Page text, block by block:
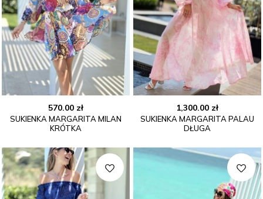
570.00 zł
SUKIENKA MARGARITA MILAN
KRÓTKA
1,300.00 zł
SUKIENKA MARGARITA PALAU
DŁUGA